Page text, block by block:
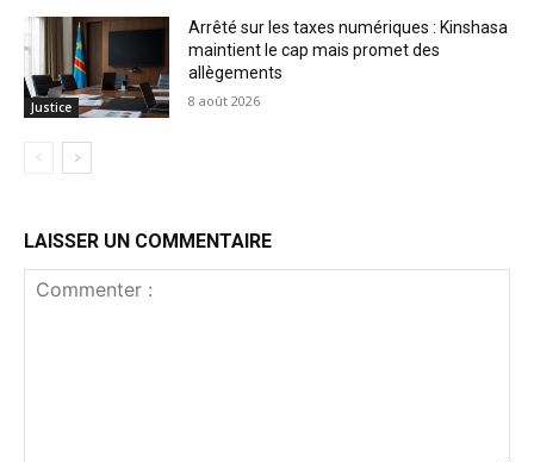
Justice
Arrêté sur les taxes numériques : Kinshasa
maintient le cap mais promet des
allègements
8 août 2026
LAISSER UN COMMENTAIRE